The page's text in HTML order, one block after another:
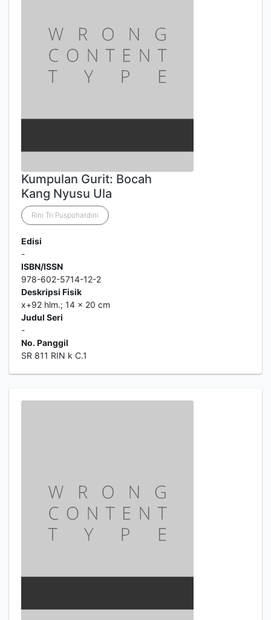
Kumpulan Gurit: Bocah
Kang Nyusu Ula
Rini Tri Puspohardini
Edisi
-
ISBN/ISSN
978-602-5714-12-2
Deskripsi Fisik
x+92 hlm.; 14 x 20 cm
Judul Seri
-
No. Panggil
SR 811 RIN k C.1